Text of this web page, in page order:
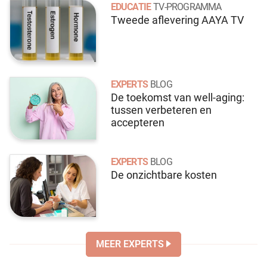
EDUCATIE TV-PROGRAMMA
Tweede aflevering AAYA TV
EXPERTS BLOG
De toekomst van well-aging:
tussen verbeteren en
accepteren
EXPERTS BLOG
De onzichtbare kosten
MEER EXPERTS